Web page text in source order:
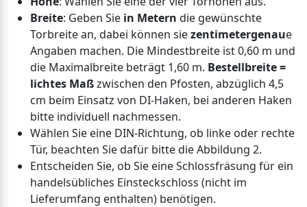
Breite: Geben Sie in Metern die gewünschte
Torbreite an, dabei können siezentimetergenaue
Angaben machen. Die Mindestbreite ist 0,60 m und
die Maximalbreite beträgt 1,60 m. Bestellbreite =
lichtes Maßzwischen den Pfosten, abzüglich 4,5
cm beim Einsatz von DI-Haken, bei anderen Haken
bitte individuell nachmessen.
Wählen Sie eine DIN-Richtung, ob linke oder rechte
Tür, beachten Sie dafür bitte die Abbildung 2.
Entscheiden Sie, ob Sie eine Schlossfräsung für ein
handelsübliches Einsteckschloss (nicht im
Lieferumfang enthalten) benötigen.